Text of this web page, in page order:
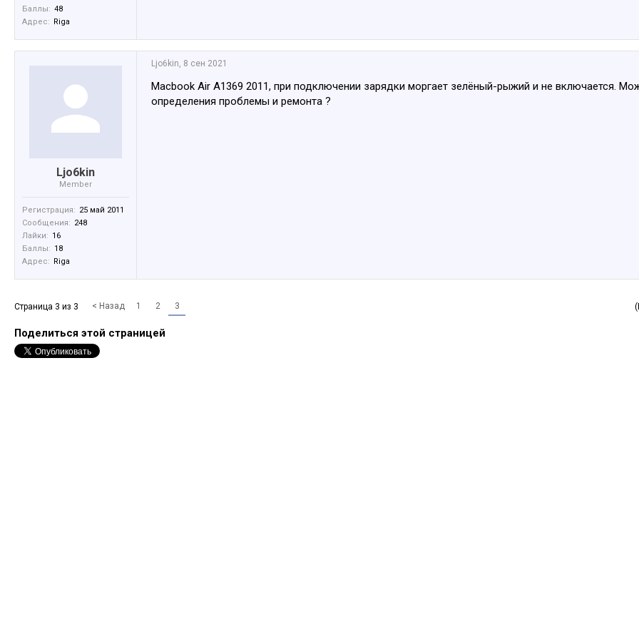
Баллы: 48
Адрес:
Riga
Ljo6kin
Member
Регистрация: 25 май 2011
Сообщения: 248
Лайки: 16
Баллы: 18
Адрес:
Riga
Ljo6kin, 8 сен 2021
Macbook Air A1369 2011, при подключении зарядки моргает зелёный-рыжий и не включается.
определения проблемы и ремонта ?
Страница 3 из 3 < Назад 1 2 3
Поделиться этой страницей